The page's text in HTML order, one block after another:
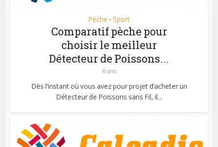
Pèche • Sport
Comparatif pèche pour
choisir le meilleur
Détecteur de Poissons...
6 ans
Dès l’instant où vous avez pour projet d’acheter un
Détecteur de Poissons sans Fil, il...